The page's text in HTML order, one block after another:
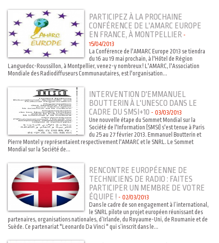
PARTICIPEZ À LA PROCHAINE
CONFÉRENCE DE L'AMARC EUROPE
EN FRANCE, À MONTPELLIER -
15/04/2013
La Conférence de l'AMARC Europe 2013 se tiendra
du 16 au 19 mai prochain, à l'Hôtel de Région
Languedoc-Roussillon, à Montpellier, venez-y nombreux ! L'AMARC, l'Association
Mondiale des Radiodiffuseurs Communautaires, est l'organisation...
INTERVENTION D'EMMANUEL
BOUTTERIN À L'UNESCO DANS LE
CADRE DU SMSI+10 - 03/03/2013
Une nouvelle étape du Sommet Mondial sur la
Société de l'Information (SMSI) s'est tenue à Paris
du 25 au 27 février 2013. Emmanuel Boutterin et
Pierre Montel y représentaient respectivement l'AMARC et le SNRL. Le Sommet
Mondial sur la Société de...
RENCONTRE EUROPÉENNE DE
TECHNICIENS DE RADIO : FAITES
PARTICIPER UN MEMBRE DE VOTRE
ÉQUIPE ! - 02/03/2013
Dans le cadre de son engagement à l’international,
le SNRL pilote un projet européen réunissant des
partenaires, organisations nationales, d’Irlande, du Royaume-Uni, de Roumanie et de
Suède. Ce partenariat "Leonardo Da Vinci " qui s’inscrit dans le...